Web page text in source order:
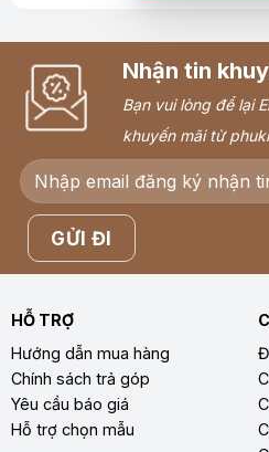
Nhận tin
Bạn vui lòng để lại
khuyến mãi từ
HỖ TRỢ
Hướng dẫn mua hàng
Chính sách trả góp
Yêu cầu báo giá
Hỗ trợ chọn mẫu